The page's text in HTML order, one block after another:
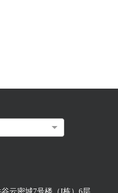
云密城7号楼（I栋）6层